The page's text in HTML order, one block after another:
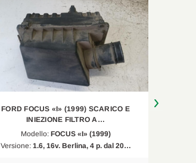
FORD FOCUS «I» (1999) SCARICO E
INIEZIONE FILTRO A…
Modello: FOCUS «I» (1999)
Versione: 1.6, 16v. Berlina, 4 p. dal 20…